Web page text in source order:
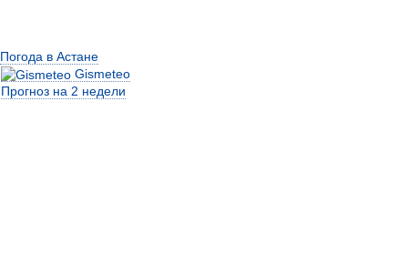
Погода в Астане
Gismeteo
Прогноз на 2 недели